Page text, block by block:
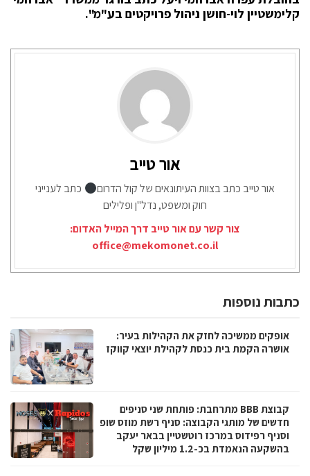
קלימשטיין לוי-חושן ניהול פרויקטים בע"מ".
אור טייב
אור טייב כתב בצוות העיתונאים של קול הדרום
כתב לענייני
חוק ומשפט, נדל"ן ופלילים
צור קשר עם אור טייב דרך המייל האדום:
office@mekomonet.co.il
כתבות נוספות
אופקים ממשיכה לחזק את הקהילות בעיר:
אושרה הקמת בית כנסת לקהילת יוצאי קווקז
קבוצת BBB מתרחבת: פותחת שני סניפים
חדשים של מותגי הקבוצה: סניף רשת מוזס שופ
וסניף רפידוס במרכז רוטשטיין בבאר יעקב
בהשקעה הנאמדת בכ-1.2 מיליון שקל